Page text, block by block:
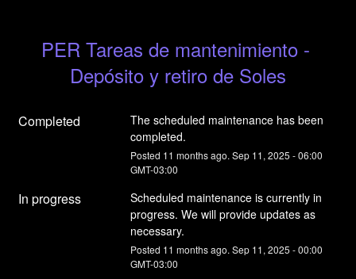
PER Tareas de mantenimiento -
Depósito y retiro de Soles
Completed
The scheduled maintenance has been
completed.
Posted 11 months ago. Sep 11, 2025 -06:00
GMT-03:00
In progress
Scheduled maintenance is currently in
progress. We will provide updates as
necessary.
Posted 11 months ago. Sep 11, 2025 -00:00
GMT-03:00